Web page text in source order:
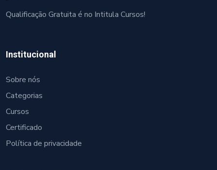
Qualificação Gratuita é no Intitula Cursos!
Institucional
Sobre nós
Categorias
Cursos
Certificado
Política de privacidade